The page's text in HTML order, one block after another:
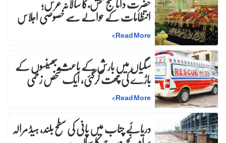
انتظامات کے حوالے سے خصوصی اجلاس
Read More
>
سگیاں میں بارش کے باعث بھینسوں کے
باڑے کی چھت گرگئی، ایک شخص زخمی
Read More
>
دریائے چناب میں پانی کی سطح بلند، ہیڈ مرالہ